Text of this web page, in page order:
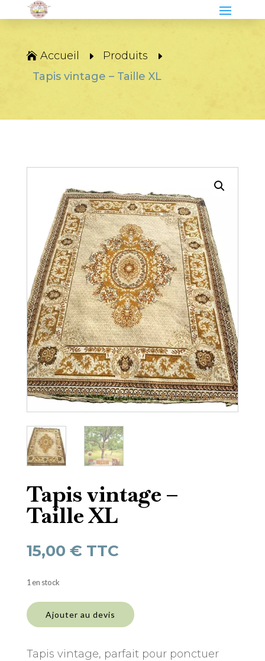
Accueil
Produits
Tapis vintage – Taille XL
Tapis vintage –
Taille XL
15,00 € TTC
1 en stock
de
Tapis
–
Ajouter au devis
Tapis vintage, parfait pour ponctuer